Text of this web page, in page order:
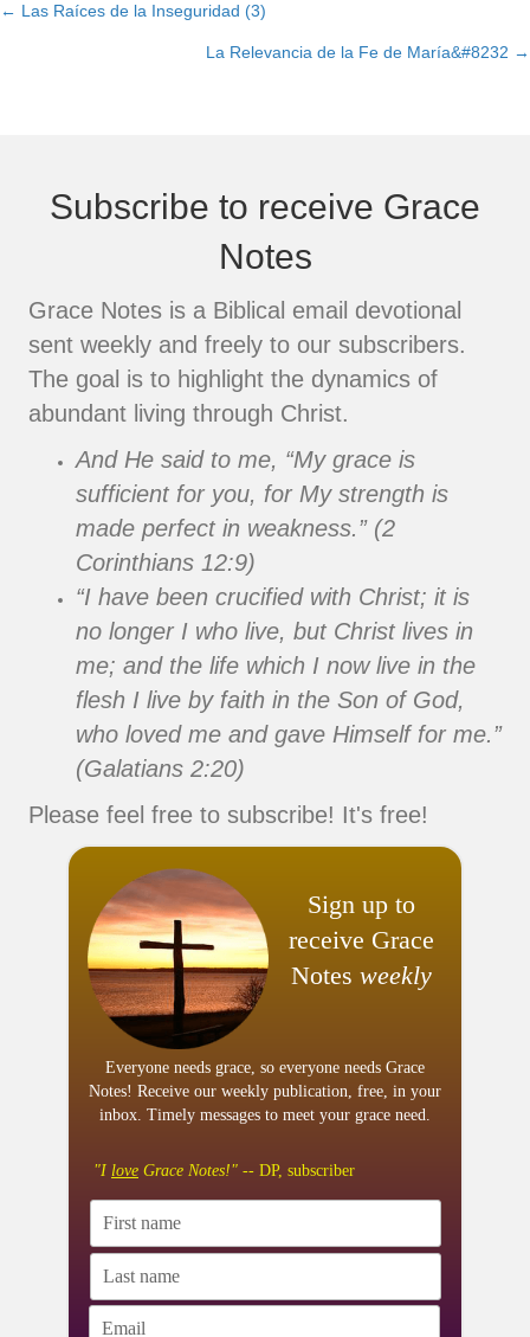
Posts
← Las Raíces de la Inseguridad (3)
La Relevancia de la Fe de María&#8232 →
Subscribe to receive Grace
Notes
Grace Notes is a Biblical email devotional
sent weekly and freely to our subscribers.
The goal is to highlight the dynamics of
abundant living through Christ.
And He said to me, “My grace is
sufficient for you, for My strength is
made perfect in weakness.” (2
Corinthians 12:9)
“I have been crucified with Christ; it is
no longer I who live, but Christ lives in
me; and the life which I now live in the
flesh I live by faith in the Son of God,
who loved me and gave Himself for me.”
(Galatians 2:20)
Please feel free to subscribe! It's free!
Sign up to
receive Grace
Notes weekly
Everyone needs grace, so everyone needs Grace
Notes! Receive our weekly publication, free, in your
inbox. Timely messages to meet your grace need.
"I love Grace Notes!" -- DP, subscriber